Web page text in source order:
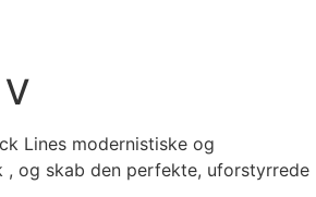
Lines modernistiske og
, og skab den perfekte, uforstyrrede